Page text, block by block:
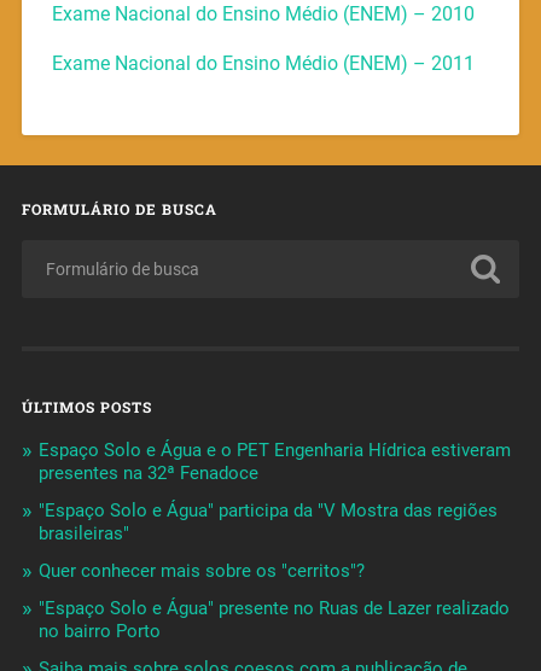
Exame Nacional do Ensino Médio (ENEM) – 2010
Exame Nacional do Ensino Médio (ENEM) – 2011
FORMULÁRIO DE BUSCA
ÚLTIMOS POSTS
Espaço Solo e Água e o PET Engenharia Hídrica estiveram
presentes na 32ª Fenadoce
"Espaço Solo e Água" participa da "V Mostra das regiões
brasileiras"
Quer conhecer mais sobre os "cerritos"?
"Espaço Solo e Água" presente no Ruas de Lazer realizado
no bairro Porto